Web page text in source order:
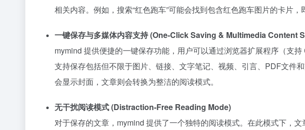
相关内容。例如，搜索“红色跑车”可能会找到包含红色跑车图片的卡片
一键保存与多媒体内容支持 (One-Click Saving & Multimedia Content
mymind 提供便捷的一键保存功能，用户可以通过浏览器扩展程序（支
支持保存包括但不限于图片、链接、文字笔记、视频、引言、PDF文件
会显示封面，文章则会转换为整洁的阅读模式。
无干扰阅读模式 (Distraction-Free Reading Mode)
对于保存的文章，mymind 提供了一个独特的阅读模式。在此模式下，